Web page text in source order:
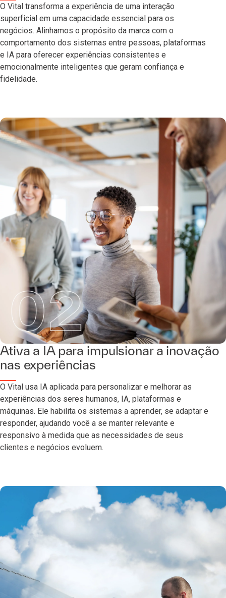
O Vital transforma a experiência de uma interação
superficial em uma capacidade essencial para os
negócios. Alinhamos o propósito da marca com o
comportamento dos sistemas entre pessoas, plataformas
e IA para oferecer experiências consistentes e
emocionalmente inteligentes que geram confiança e
fidelidade.
Ativa a IA para impulsionar a inovação
nas experiências
O Vital usa IA aplicada para personalizar e melhorar as
experiências dos seres humanos, IA, plataformas e
máquinas. Ele habilita os sistemas a aprender, se adaptar e
responder, ajudando você a se manter relevante e
responsivo à medida que as necessidades de seus
clientes e negócios evoluem.